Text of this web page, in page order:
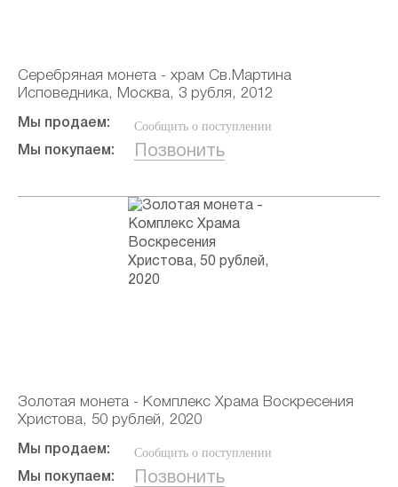
Серебряная монета - храм Св.Мартина
Исповедника, Москва, 3 рубля, 2012
Мы продаем: Сообщить о поступлении
Мы покупаем: Позвонить
Золотая монета - Комплекс Храма Воскресения
Христова, 50 рублей, 2020
Мы продаем: Сообщить о поступлении
Мы покупаем: Позвонить